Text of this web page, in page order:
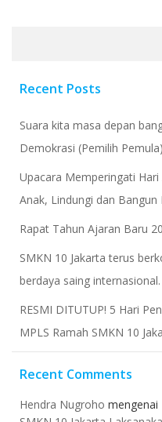
Recent Posts
Suara kita masa depan
Demokrasi (Pemilih
Upacara Memperingati Hari
Anak, Lindungi dan Bangun
Rapat Tahun Ajaran Baru
​SMKN 10 Jakarta terus
berdaya saing internasional.
RESMI DITUTUP! 5 Hari
MPLS Ramah SMKN 10
Recent Comments
Hendra Nugroho mengenai